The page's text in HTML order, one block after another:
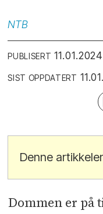
NTB
PUBLISERT
SIST OPPDATERT
Denne
Dommen er på